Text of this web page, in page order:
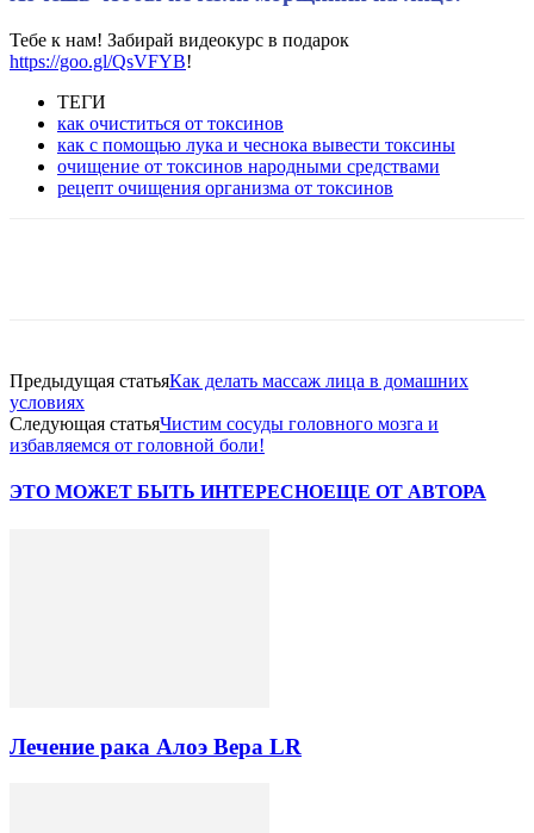
Тебе к нам! Забирай видеокурс в подарок
https://goo.gl/QsVFYB!
ТЕГИ
как очиститься от токсинов
как с помощью лука и чеснока вывести токсины
очищение от токсинов народными средствами
рецепт очищения организма от токсинов
Предыдущая статьяКак делать массаж лица в домашних
условиях
Следующая статьяЧистим сосуды головного мозга и
избавляемся от головной боли!
ЭТО МОЖЕТ БЫТЬ ИНТЕРЕСНОЕЩЕ ОТ АВТОРА
Лечение рака Алоэ Вера LR